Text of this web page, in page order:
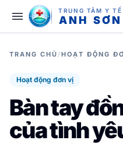
menu TRUNG TÂM Y TẾ
ANH SƠN
TRANG CHỦ /HOẠT ĐỘNG
Hoạt động đơn vị
Bàn tay
của tình